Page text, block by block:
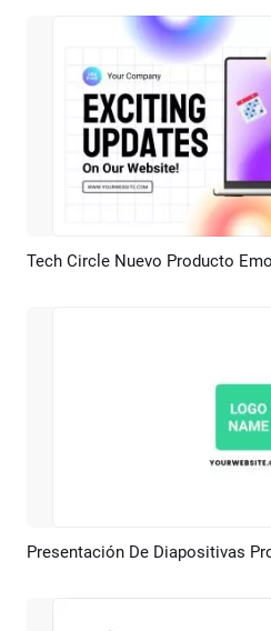
Previsualizar
Previsualizar